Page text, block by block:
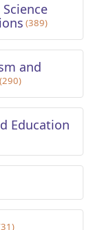
(389)
and
(290)
Education